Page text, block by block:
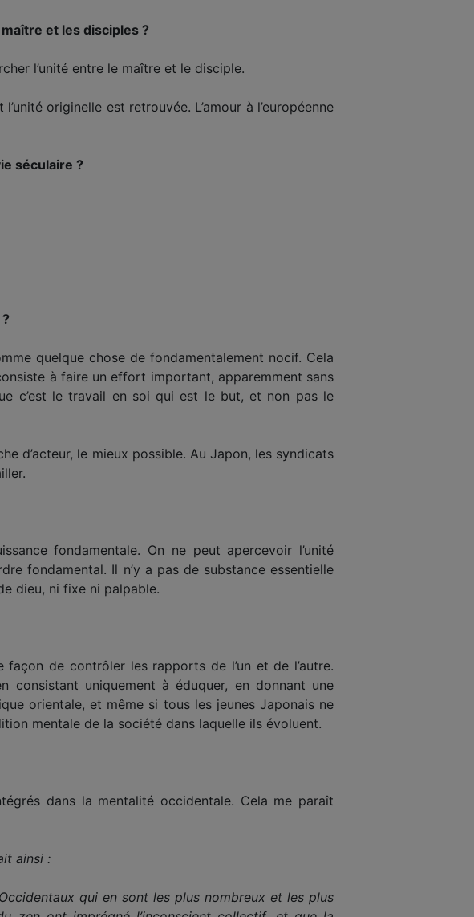
et les disciples ?
l’unité entre le maître et le disciple.
originelle est retrouvée. L’amour à l’européenne
séculaire ?
quelque chose de fondamentalement nocif. Cela
à faire un effort important, apparemment sans
c’est le travail en soi qui est le but, et non pas le
d’acteur, le mieux possible. Au Japon, les syndicats
fondamentale. On ne peut apercevoir l’unité
fondamental. Il n’y a pas de substance essentielle
dieu, ni fixe ni palpable.
façon de contrôler les rapports de l’un et de l’autre.
uniquement à éduquer, en donnant une
orientale, et même si tous les jeunes Japonais ne
mentale de la société dans laquelle ils évoluent.
dans la mentalité occidentale. Cela me paraît
ainsi :
qui en sont les plus nombreux et les plus